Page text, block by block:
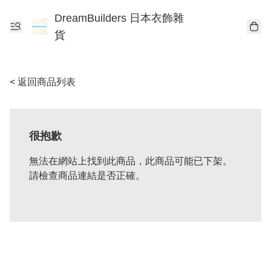
DreamBuilders 日本衣飾雜
貨
< 返回商品列表
很抱歉
無法在網站上找到此商品，此商品可能已下架。
請檢查商品連結是否正確。